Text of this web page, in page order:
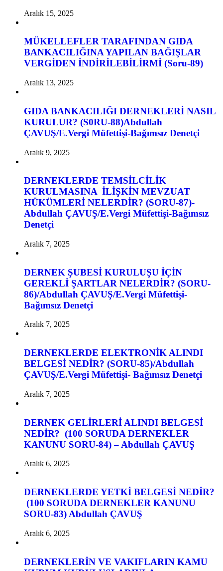
Aralık 15, 2025
MÜKELLEFLER TARAFINDAN GIDA
BANKACILIĞINA YAPILAN BAĞIŞLAR
VERGİDEN İNDİRİLEBİLİRMİ (Soru-89)
Aralık 13, 2025
GIDA BANKACILIĞI DERNEKLERİ NASIL
KURULUR? (S0RU-88)Abdullah
ÇAVUŞ/E.Vergi Müfettişi-Bağımsız Denetçi
Aralık 9, 2025
DERNEKLERDE TEMSİLCİLİK
KURULMASINA İLİŞKİN MEVZUAT
HÜKÜMLERİ NELERDİR? (SORU-87)-
Abdullah ÇAVUŞ/E.Vergi Müfettişi-Bağımsız
Denetçi
Aralık 7, 2025
DERNEK ŞUBESİ KURULUŞU İÇİN
GEREKLİ ŞARTLAR NELERDİR? (SORU-
86)/Abdullah ÇAVUŞ/E.Vergi Müfettişi-
Bağımsız Denetçi
Aralık 7, 2025
DERNEKLERDE ELEKTRONİK ALINDI
BELGESİ NEDİR? (SORU-85)/Abdullah
ÇAVUŞ/E.Vergi Müfettişi- Bağımsız Denetçi
Aralık 7, 2025
DERNEK GELİRLERİ ALINDI BELGESİ
NEDİR? (100 SORUDA DERNEKLER
KANUNU SORU-84) – Abdullah ÇAVUŞ
Aralık 6, 2025
DERNEKLERDE YETKİ BELGESİ NEDİR?
(100 SORUDA DERNEKLER KANUNU
SORU-83) Abdullah ÇAVUŞ
Aralık 6, 2025
DERNEKLERİN VE VAKIFLARIN KAMU